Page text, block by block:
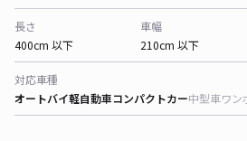
長さ
400cm 以下
車幅
210cm 以下
対応車種
オートバイ軽自動車コンパクトカー中型車ワン